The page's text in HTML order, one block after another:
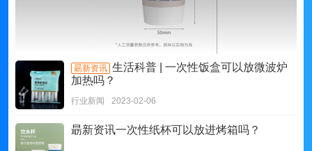
朂新资讯 生活科普 | 一次性饭盒可以放微波炉
加热吗？
行业新闻 2023-02-06
朂新资讯一次性纸杯可以放进烤箱吗？